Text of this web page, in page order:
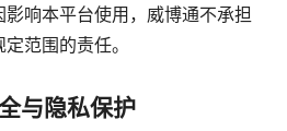
响本平台使用，威博通不承担
范围的责任。
与隐私保护